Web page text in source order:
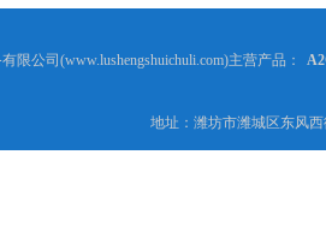
限公司(www.lushengshuichuli.com)主营产品：
地址：潍坊市潍城区东风